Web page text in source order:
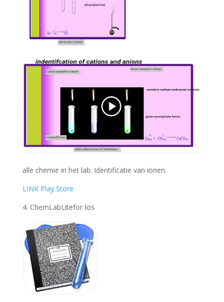
alle chemie in het lab. Identificatie van ionen.
LINK Play Store
4. ChemLabLitefor Ios